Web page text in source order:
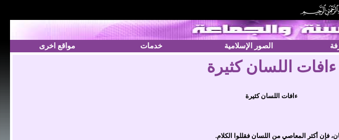
مواقع اخرى خدمات الصور الإسلامية
ءافات اللسان كثيرة
ءافات اللسان كثيرة
فإن أكثر المعاصي من اللسان فقللوا الكلام.